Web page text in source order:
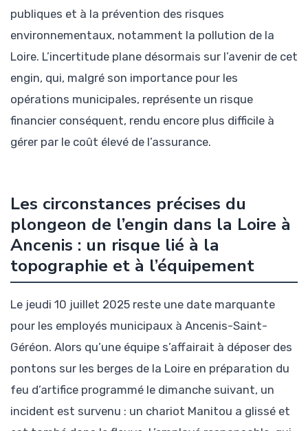
publiques et à la prévention des risques
environnementaux, notamment la pollution de la
Loire. L’incertitude plane désormais sur l’avenir de cet
engin, qui, malgré son importance pour les
opérations municipales, représente un risque
financier conséquent, rendu encore plus difficile à
gérer par le coût élevé de l’assurance.
Les circonstances précises du
plongeon de l’engin dans la Loire à
Ancenis : un risque lié à la
topographie et à l’équipement
Le jeudi 10 juillet 2025 reste une date marquante
pour les employés municipaux à Ancenis-Saint-
Géréon. Alors qu’une équipe s’affairait à déposer des
pontons sur les berges de la Loire en préparation du
feu d’artifice programmé le dimanche suivant, un
incident est survenu : un chariot Manitou a glissé et